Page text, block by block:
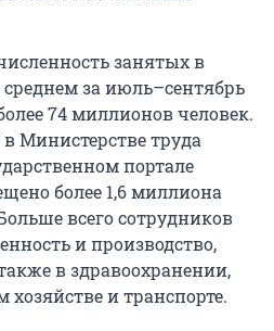
занятых в
за июль–сентябрь
74 миллионов человек.
Министерстве труда
портале
более 1,6 миллиона
всего сотрудников
и производство,
в здравоохранении,
хозяйстве и транспорте.